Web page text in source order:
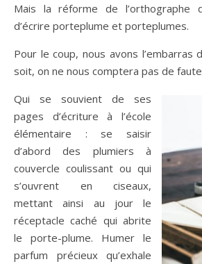
Mais la réforme de l’orthographe
d’écrire porteplume et porteplumes.
Pour le coup, nous avons l’embarras
soit, on ne nous comptera pas de
Qui se souvient de ses
pages d’écriture à l’école
élémentaire : se saisir
d’abord des plumiers à
couvercle coulissant ou qui
s’ouvrent en ciseaux,
mettant ainsi au jour le
réceptacle caché qui abrite
le porte-plume. Humer le
parfum précieux qu’exhale